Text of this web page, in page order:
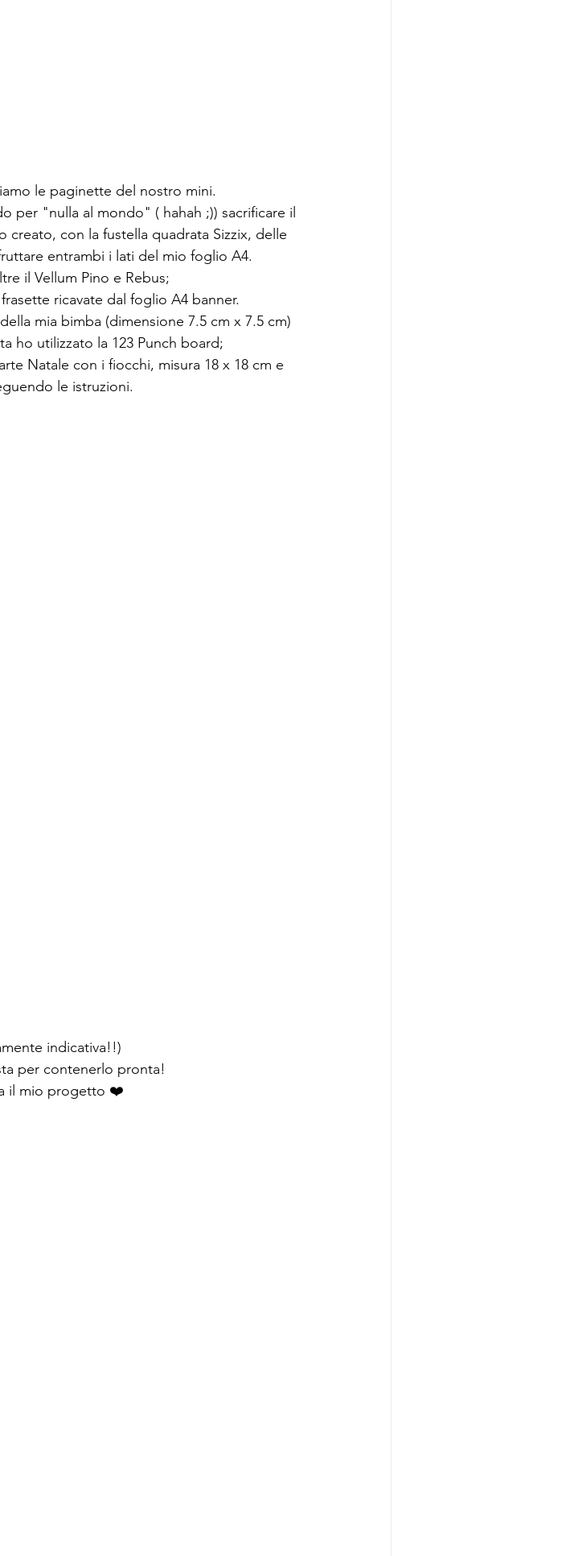
le paginette del nostro mini.
per "nulla al mondo" ( hahah ;)) sacrificare il
con la fustella quadrata Sizzix, delle
entrambi i lati del mio foglio A4.
il Vellum Pino e Rebus;
ricavate dal foglio A4 banner.
mia bimba (dimensione 7.5 cm x 7.5 cm)
ho utilizzato la 123 Punch board;
Natale con i fiocchi, misura 18 x 18 cm e
le istruzioni.
indicativa!!)
per contenerlo pronta!
il mio progetto ❤️